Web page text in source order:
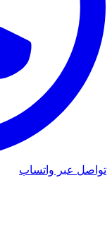
تواصل عبر واتساب